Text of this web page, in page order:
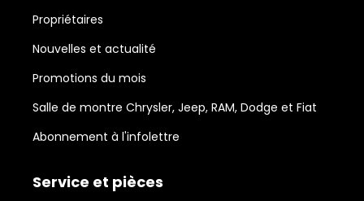
Propriétaires
Nouvelles et actualité
Promotions du mois
Salle de montre Chrysler, Jeep, RAM, Dodge et Fiat
Abonnement à l'infolettre
Service et pièces